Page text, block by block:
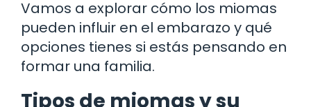
Vamos a explorar cómo los miomas
pueden influir en el embarazo y qué
opciones tienes si estás pensando en
formar una familia.
Tipos de miomas y su